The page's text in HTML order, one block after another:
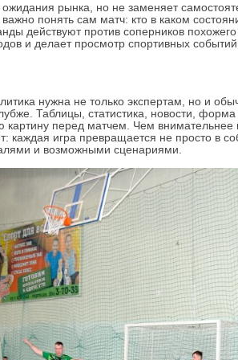
рынка, но не заменяет
понять сам матч: кто в каком
действуют против соперников
и делает просмотр спортивных
нужна не только экспертам, но и
Таблицы, статистика, новости,
картину перед матчем. Чем
каждая игра превращается не просто в
и возможными сценариями.